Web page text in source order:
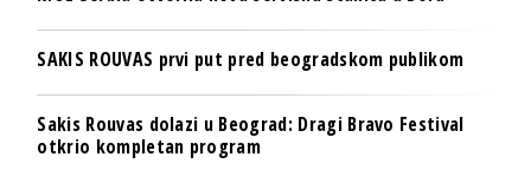
SAKIS ROUVAS prvi put pred beogradskom publikom
Sakis Rouvas dolazi u Beograd: Dragi Bravo Festival
otkrio kompletan program